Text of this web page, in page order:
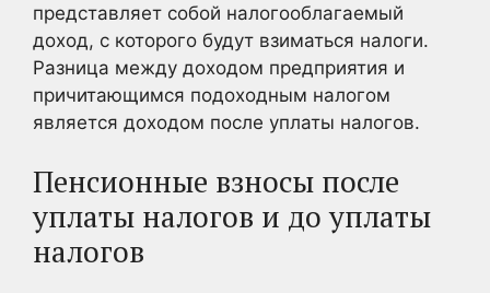
представляет собой налогооблагаемый
доход, с которого будут взиматься налоги.
Разница между доходом предприятия и
причитающимся подоходным налогом
является доходом после уплаты налогов.
Пенсионные взносы после
уплаты налогов и до уплаты
налогов